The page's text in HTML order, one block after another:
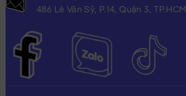
486 Lê Văn Sỹ, P.14, Quận 3, TP.HCM